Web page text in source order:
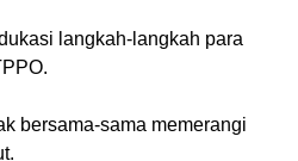
langkah-langkah para
bersama-sama memerangi